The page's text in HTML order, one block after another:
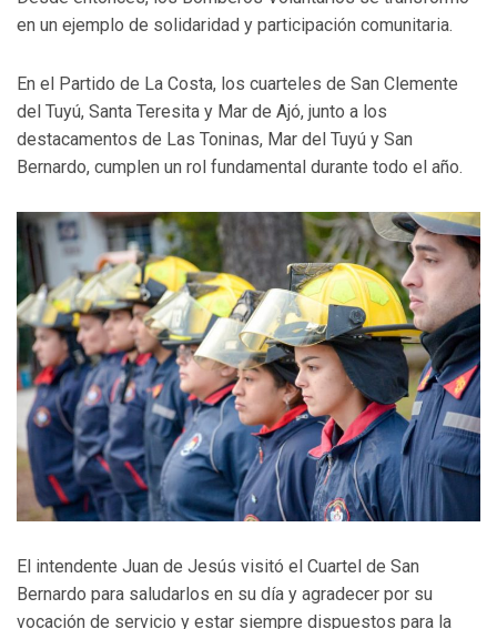
en un ejemplo de solidaridad y participación comunitaria.
En el Partido de La Costa, los cuarteles de San Clemente
del Tuyú, Santa Teresita y Mar de Ajó, junto a los
destacamentos de Las Toninas, Mar del Tuyú y San
Bernardo, cumplen un rol fundamental durante todo el año.
El intendente Juan de Jesús visitó el Cuartel de San
Bernardo para saludarlos en su día y agradecer por su
vocación de servicio y estar siempre dispuestos para la